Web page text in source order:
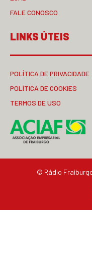
FALE CONOSCO
LINKS ÚTEIS
POLÍTICA DE PRIVACIDADE
POLÍTICA DE COOKIES
TERMOS DE USO
© Rádio